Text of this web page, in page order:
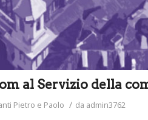
al Servizio della
Pietro e Paolo / da admin3762